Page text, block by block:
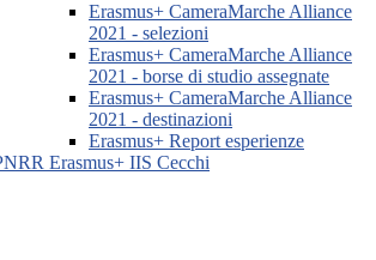
Erasmus+ CameraMarche Alliance
2021 - selezioni
Erasmus+ CameraMarche Alliance
2021 - borse di studio assegnate
Erasmus+ CameraMarche Alliance
2021 - destinazioni
Erasmus+ Report esperienze
Erasmus+ IIS Cecchi